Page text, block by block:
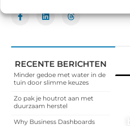
RECENTE BERICHTEN
Minder gedoe met water in de
tuin door slimme keuzes
Zo pak je houtrot aan met
duurzaam herstel
Why Business Dashboards